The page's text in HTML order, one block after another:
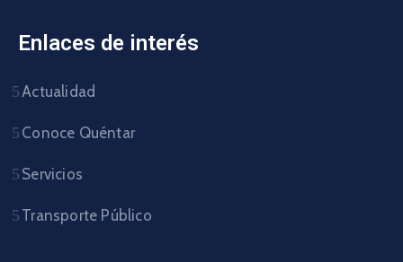
Enlaces de interés
Actualidad
Conoce Quéntar
Servicios
Transporte Público